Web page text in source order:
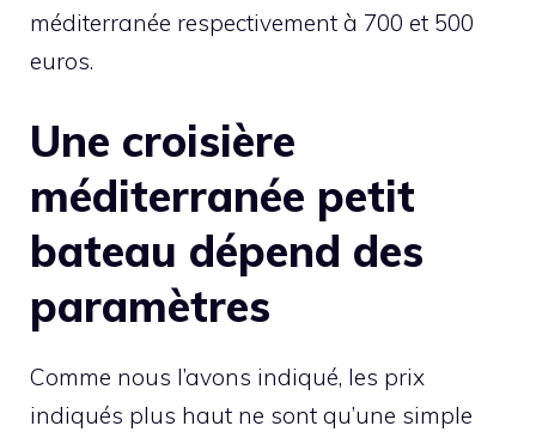
méditerranée respectivement à 700 et 500
euros.
Une croisière
méditerranée petit
bateau dépend des
paramètres
Comme nous l’avons indiqué, les prix
indiqués plus haut ne sont qu’une simple